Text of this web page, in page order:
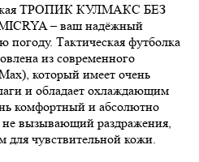
ТРОПИК КУЛМАКС БЕЗ
– ваш надёжный
Тактическая футболка
из современного
который имеет очень
и обладает охлаждающим
комфортный и абсолютно
вызывающий раздражения,
для чувствительной кожи.